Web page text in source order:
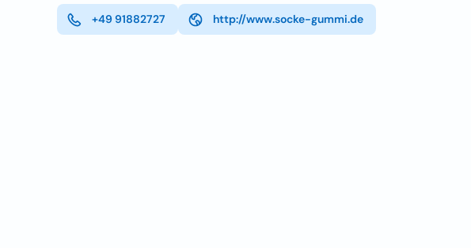
+49 91882727 http://www.socke-gummi.de